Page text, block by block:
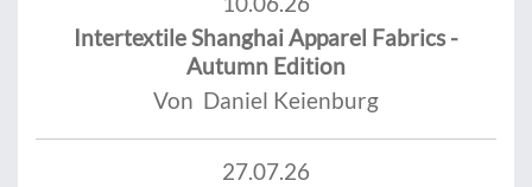
Intertextile Shanghai Apparel Fabrics -
Autumn Edition
Von Daniel Keienburg
27.07.26